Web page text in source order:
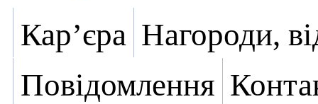
Кар’єра Нагороди,
Повідомлення